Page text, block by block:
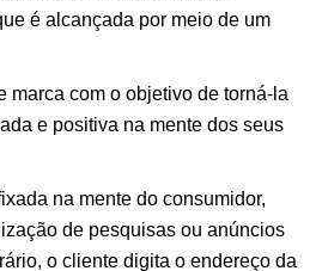
é alcançada por meio de um
marca com o objetivo de torná-la
e positiva na mente dos seus
na mente do consumidor,
de pesquisas ou anúncios
o cliente digita o endereço da